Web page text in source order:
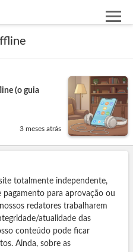
(o guia
3 meses atrás
totalmente independente,
para aprovação ou
redatores trabalharem
atualidade das
conteúdo pode ficar
Ainda, sobre as